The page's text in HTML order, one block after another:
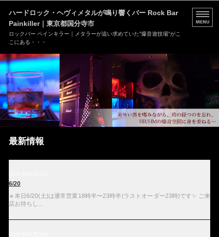
ハードロック・ヘヴィメタルが鳴り響くバー Rock Bar
Painkiller｜東京都国分寺市
ロックバー ペインキラー｜メタラーが追い求めていた”爆音遊技場”がこ
こにある・・・
HOME
MENU
店舗情報
ブログ
お問い合わせ
最新情報
6/20
🔹本日6/20(土)は通常営業18時半〜23時半(ラストオーダー23時)です✨ ご来
店お待ちし...